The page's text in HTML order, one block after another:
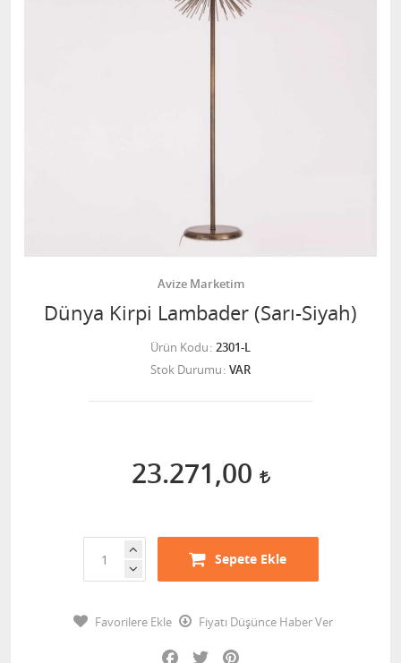
Avize Marketim
Dünya Kirpi Lambader (Sarı-Siyah)
Ürün Kodu 2301-L
Stok Durumu VAR
23.271,00
Sepete Ekle
Favorilere Ekle
Fiyatı Düşünce Haber Ver
Facebook
Twitter